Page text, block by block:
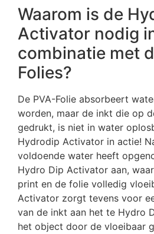
Waarom is de
Activator nodig
combinatie met
Folies?
De PVA-Folie absorbeert
worden, maar de inkt die op
gedrukt, is niet in water
Hydrodip Activator in actie!
voldoende water heeft
Hydro Dip Activator aan,
print en de folie volledig
Activator zorgt tevens voor
van de inkt aan het te Hydro
het object door de vloeibaar